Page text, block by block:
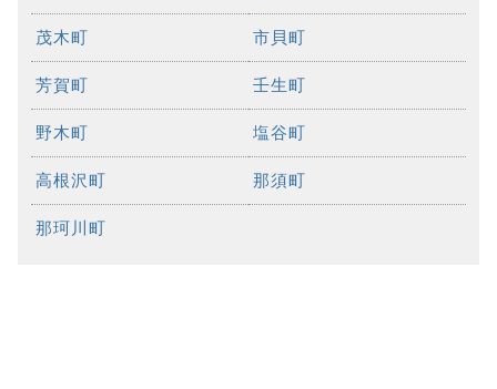
茂木町 市貝町
芳賀町 壬生町
野木町 塩谷町
高根沢町 那須町
那珂川町